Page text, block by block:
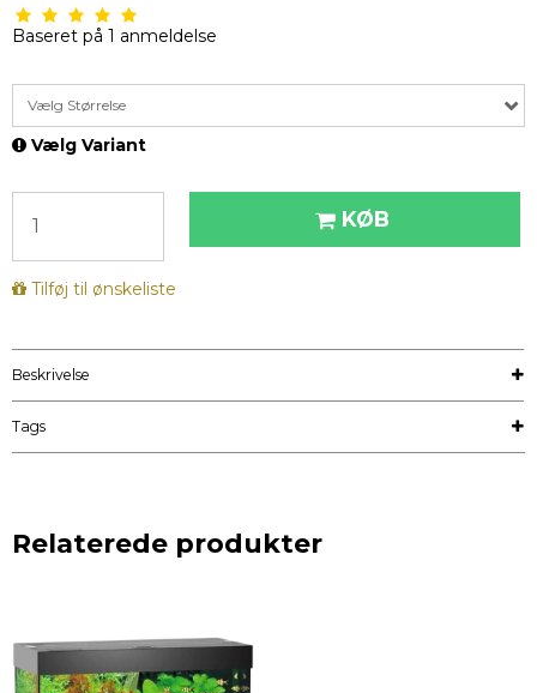
Baseret på 1 anmeldelse
Vælg Størrelse
Vælg Variant
KØB
Tilføj til ønskeliste
Beskrivelse
Tags
Relaterede produkter